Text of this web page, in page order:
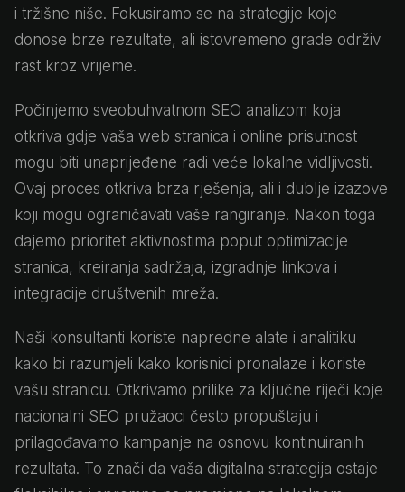
i tržišne niše. Fokusiramo se na strategije koje
donose brze rezultate, ali istovremeno grade održiv
rast kroz vrijeme.
Počinjemo sveobuhvatnom SEO analizom koja
otkriva gdje vaša web stranica i online prisutnost
mogu biti unaprijeđene radi veće lokalne vidljivosti.
Ovaj proces otkriva brza rješenja, ali i dublje izazove
koji mogu ograničavati vaše rangiranje. Nakon toga
dajemo prioritet aktivnostima poput optimizacije
stranica, kreiranja sadržaja, izgradnje linkova i
integracije društvenih mreža.
Naši konsultanti koriste napredne alate i analitiku
kako bi razumjeli kako korisnici pronalaze i koriste
vašu stranicu. Otkrivamo prilike za ključne riječi koje
nacionalni SEO pružaoci često propuštaju i
prilagođavamo kampanje na osnovu kontinuiranih
rezultata. To znači da vaša digitalna strategija ostaje